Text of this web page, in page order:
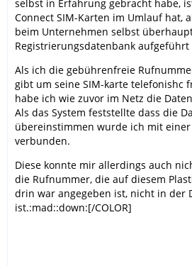
selbst in Erfahrung gebracht habe,
Connect SIM-Karten im Umlauf hat,
beim Unternehmen selbst
Registrierungsdatenbank aufgeführt
Als ich die gebührenfreie
gibt um seine SIM-karte telefonishc
habe ich wie zuvor im Netz die
Als das System feststellte dass die
übereinstimmen wurde ich mit
verbunden.
Diese konnte mir allerdings auch
die Rufnummer, die auf diesem
drin war angegeben ist, nicht in der
ist.:mad::down:[/COLOR]